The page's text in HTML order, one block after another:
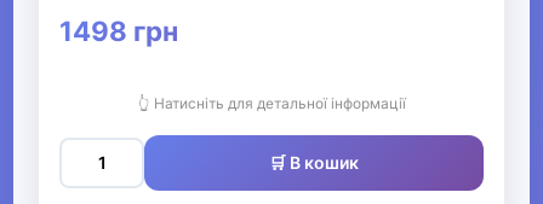
1498 грн
👆 Натисніть для детальної інформації
🛒 В кошик